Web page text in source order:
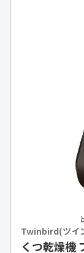
Twinbird(ツイ
くつ乾燥機